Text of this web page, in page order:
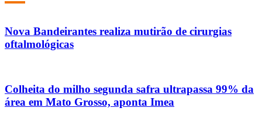
Nova Bandeirantes realiza mutirão de cirurgias
oftalmológicas
Colheita do milho segunda safra ultrapassa 99% da
área em Mato Grosso, aponta Imea